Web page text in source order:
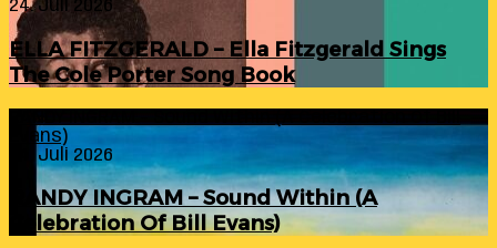
24. Juli 2026
ELLA FITZGERALD – Ella Fitzgerald Sings
The Cole Porter Song Book
Evans)
24. Juli 2026
RANDY INGRAM – Sound Within (A
Celebration Of Bill Evans)